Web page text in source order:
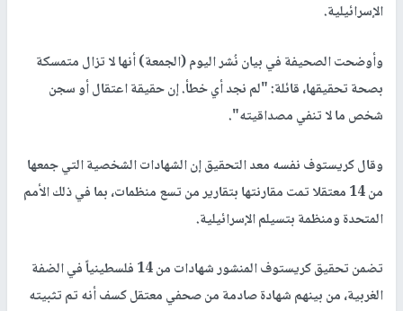
الإسرائيلية.
وأوضحت الصحيفة في بيان نُشر اليوم (الجمعة) أنها لا تزال متمسكة
بصحة تحقيقها، قائلة: "لم نجد أي خطأ. إن حقيقة اعتقال أو سجن
شخص ما لا تنفي مصداقيته".
وقال كريستوف نفسه معد التحقيق إن الشهادات الشخصية التي جمعها
من 14 معتقلا تمت مقارنتها بتقارير من تسع منظمات، بما في ذلك الأمم
المتحدة ومنظمة بتسيلم الإسرائيلية.
تضمن تحقيق كريستوف المنشور شهادات من 14 فلسطينياً في الضفة
الغربية، من بينهم شهادة صادمة من صحفي معتقل كسف أنه تم تثبيته